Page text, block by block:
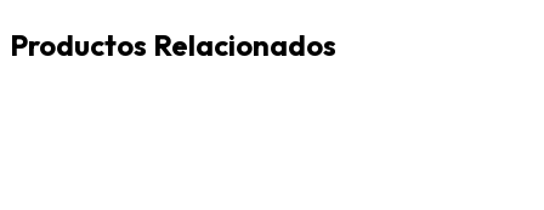
Productos Relacionados